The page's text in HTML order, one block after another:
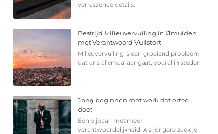
verrassende details.
Bestrijd Milieuvervuiling in IJmuiden
met Verantwoord Vuilstort
Milieuvervuiling is een groeiend probleem
dat ons allemaal aangaat, vooral in steden
Jong beginnen met werk dat ertoe
doet
Een bijbaan met meer
verantwoordelijkheid Als jongere zoek je